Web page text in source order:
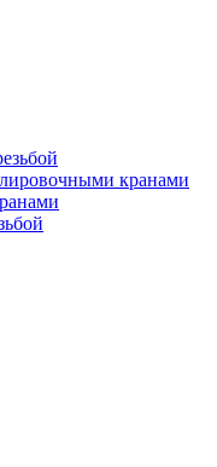
кранами